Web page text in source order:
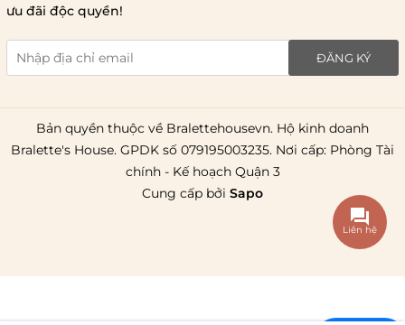
giao hàng trong ngày
giao hàng tiêu chuẩn
miễn phí ship
toàn quốc.
ưu đãi độc quyền!
ĐĂNG KÝ
Bản quyền thuộc về Bralettehousevn. Hộ kinh doanh
Bralette's House. GPDK số 079195003235. Nơi cấp: Phòng Tài
chính - Kế hoạch Quận 3
Cung cấp bởi Sapo
Liên hệ